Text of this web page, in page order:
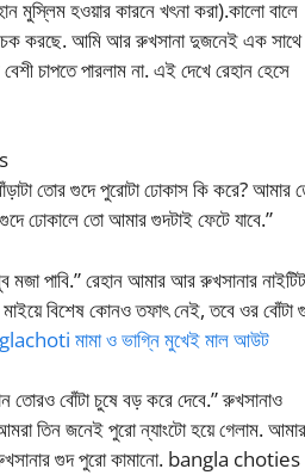
মুস্লিম হওয়ার কারনে খৎনা করা).কালো বালে
করছে. আমি আর রুখসানা দুজনেই এক
চাপতে পারলাম না. এই দেখে রেহান হেসে
তোর গুদে পুরোটা ঢোকাস কি করে? আমার
ঢোকালে তো আমার গুদটাই ফেটে যাবে.”
পাবি.” রেহান আমার আর রুখসানার
বিশেষ কোনও তফাৎ নেই, তবে ওর বোঁটা
মামা ও ভাগ্নি মুখেই মাল আউট
তোরও বোঁটা চুষে বড় করে দেবে.” রুখসানাও
আমরা তিন জনেই পুরো ন্যাংটো হয়ে গেলাম. আমার
গুদ পুরো কামানো. bangla